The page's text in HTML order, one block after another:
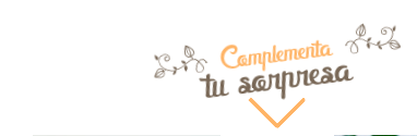
Complementa
tu sorpresa